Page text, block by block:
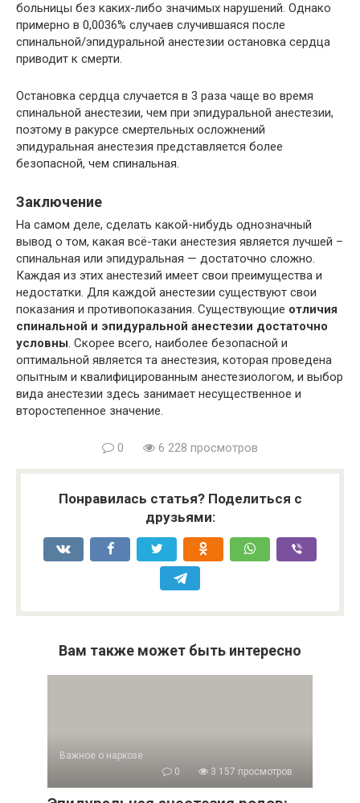
больницы без каких-либо значимых нарушений. Однако
примерно в 0,0036% случаев случившаяся после
спинальной/эпидуральной анестезии остановка сердца
приводит к смерти.
Остановка сердца случается в 3 раза чаще во время
спинальной анестезии, чем при эпидуральной анестезии,
поэтому в ракурсе смертельных осложнений
эпидуральная анестезия представляется более
безопасной, чем спинальная.
Заключение
На самом деле, сделать какой-нибудь однозначный
вывод о том, какая всё-таки анестезия является лучшей –
спинальная или эпидуральная — достаточно сложно.
Каждая из этих анестезий имеет свои преимущества и
недостатки. Для каждой анестезии существуют свои
показания и противопоказания. Существующие отличия
спинальной и эпидуральной анестезии достаточно
условны. Скорее всего, наиболее безопасной и
оптимальной является та анестезия, которая проведена
опытным и квалифицированным анестезиологом, и выбор
вида анестезии здесь занимает несущественное и
второстепенное значение.
0 6 228 просмотров
Понравилась статья? Поделиться с
друзьями:
Вам также может быть интересно
Важное о наркозе
0
3 157 просмотров